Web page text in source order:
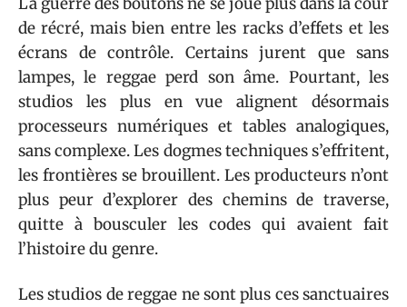
de récré, mais bien entre les racks d’effets et les
écrans de contrôle. Certains jurent que sans
lampes, le reggae perd son âme. Pourtant, les
studios les plus en vue alignent désormais
processeurs numériques et tables analogiques,
sans complexe. Les dogmes techniques s’effritent,
les frontières se brouillent. Les producteurs n’ont
plus peur d’explorer des chemins de traverse,
quitte à bousculer les codes qui avaient fait
l’histoire du genre.
Les studios de reggae ne sont plus ces sanctuaires